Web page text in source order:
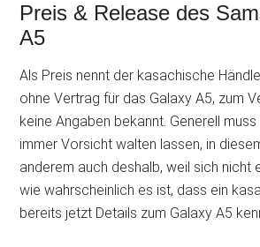
Preis & Release des
A5
Als Preis nennt der kasachische
ohne Vertrag für das Galaxy A5, zum
keine Angaben bekannt. Generell
immer Vorsicht walten lassen, in
anderem auch deshalb, weil sich nicht
wie wahrscheinlich es ist, dass ein
bereits jetzt Details zum Galaxy A5